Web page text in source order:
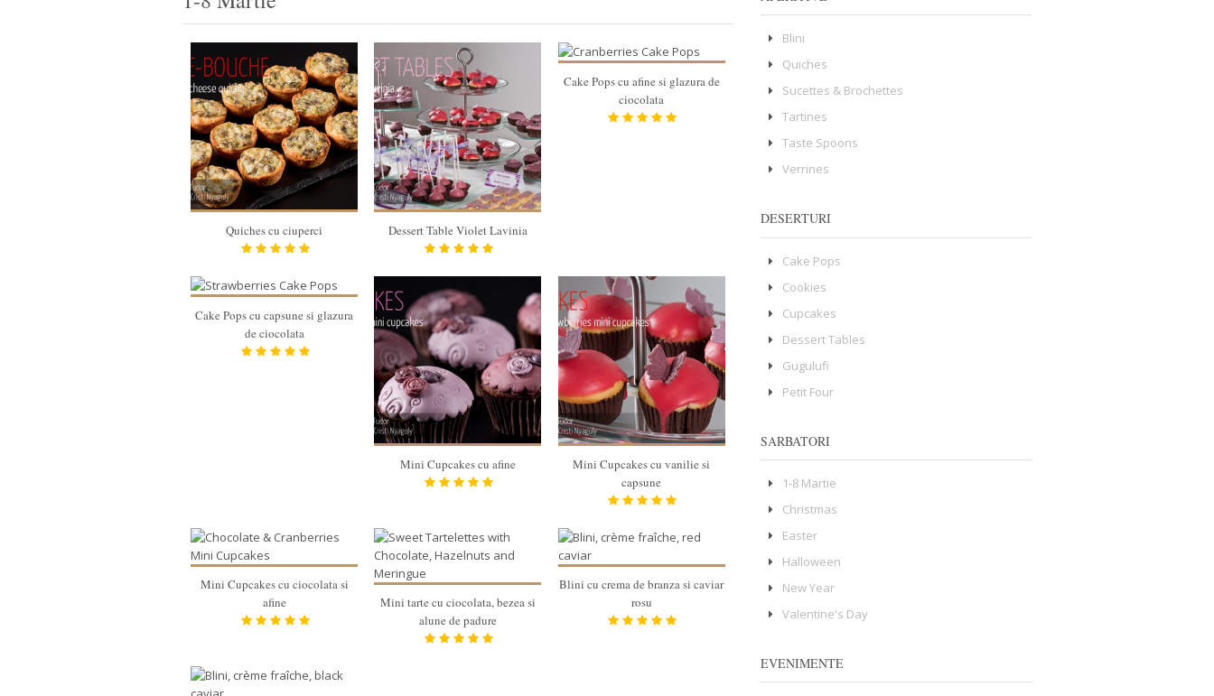
Quiches cu ciuperci Dessert Table Violet Lavinia
Cake Pops cu afine si glazura de
ciocolata
Cake Pops cu capsune si glazura
de ciocolata
Mini Cupcakes cu afine
Mini Cupcakes cu vanilie si
capsune
Mini Cupcakes cu ciocolata si
afine
Mini tarte cu ciocolata, bezea si
alune de padure
Blini cu crema de branza si caviar
rosu
Blini
Quiches
Sucettes & Brochettes
Tartines
Taste Spoons
Verrines
DESERTURI
Cake Pops
Cookies
Cupcakes
Dessert Tables
Gugulufi
Petit Four
SARBATORI
1-8 Martie
Christmas
Easter
Halloween
New Year
Valentine's Day
EVENIMENTE